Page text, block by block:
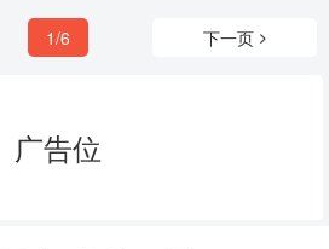
1/6 下一页
广告位